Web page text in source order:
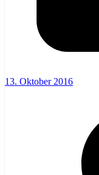
13. Oktober 2016